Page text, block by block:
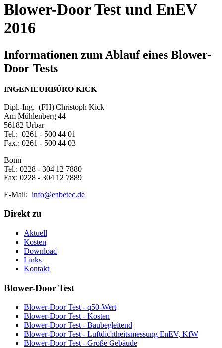
Blower-Door Test und EnEV
2016
Informationen zum Ablauf eines Blower-
Door Tests
INGENIEURBÜRO KICK
Dipl.-Ing. (FH) Christoph Kick
Am Mühlenberg 44
56182 Urbar
Tel.: 0261 - 500 44 01
Fax.: 0261 - 500 44 03
Bonn
Tel.: 0228 - 304 12 7880
Fax: 0228 - 304 12 7889
E-Mail: info@enbetec.de
Direkt zu
Aktuell
Kosten
Download
Links
Kontakt
Blower-Door Test
Blower-Door Test - q50-Wert
Blower-Door Test - Kosten
Blower-Door Test - Baubegleitend
Blower-Door Test - Luftdichtheitsmessung EnEV, KfW
Blower-Door Test - Große Gebäude